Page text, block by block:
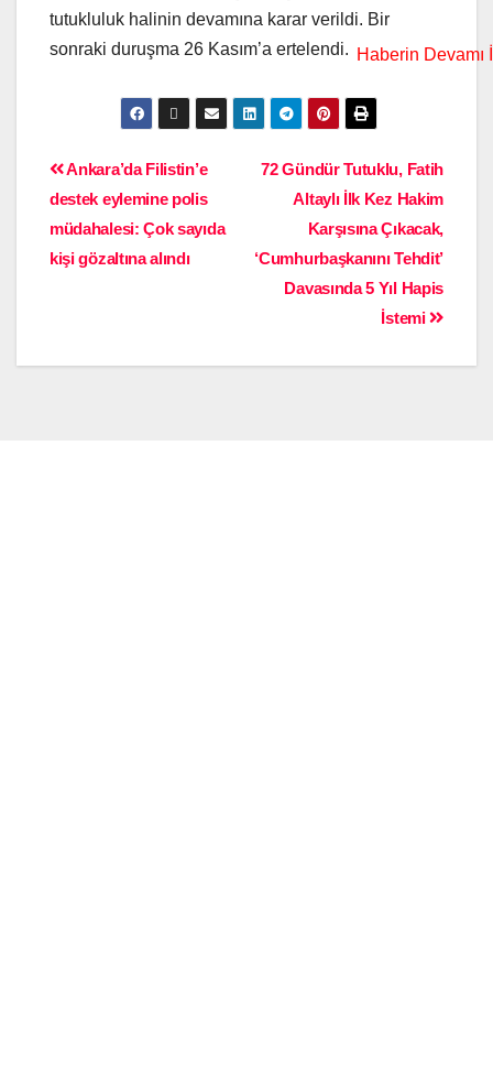
tutukluluk halinin devamına karar verildi. Bir
sonraki duruşma 26 Kasım’a ertelendi.
72 Gündür Tutuklu, Fatih
Altaylı İlk Kez Hakim
Karşısına Çıkacak,
‘Cumhurbaşkanını Tehdit’
Davasında 5 Yıl Hapis
İstemi
Ankara’da Filistin’e
destek eylemine polis
müdahalesi: Çok sayıda
kişi gözaltına alındı